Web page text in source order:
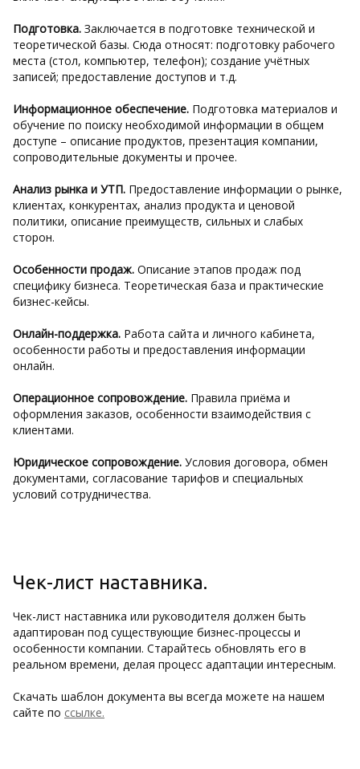
Подготовка. Заключается в подготовке технической и
теоретической базы. Сюда относят: подготовку рабочего
места (стол, компьютер, телефон); создание учётных
записей; предоставление доступов и т.д.
Информационное обеспечение. Подготовка материалов и
обучение по поиску необходимой информации в общем
доступе – описание продуктов, презентация компании,
сопроводительные документы и прочее.
Анализ рынка и УТП. Предоставление информации о рынке,
клиентах, конкурентах, анализ продукта и ценовой
политики, описание преимуществ, сильных и слабых
сторон.
Особенности продаж. Описание этапов продаж под
специфику бизнеса. Теоретическая база и практические
бизнес-кейсы.
Онлайн-поддержка. Работа сайта и личного кабинета,
особенности работы и предоставления информации
онлайн.
Операционное сопровождение. Правила приёма и
оформления заказов, особенности взаимодействия с
клиентами.
Юридическое сопровождение. Условия договора, обмен
документами, согласование тарифов и специальных
условий сотрудничества.
Чек-лист наставника.
Чек-лист наставника или руководителя должен быть
адаптирован под существующие бизнес-процессы и
особенности компании. Старайтесь обновлять его в
реальном времени, делая процесс адаптации интересным.
Скачать шаблон документа вы всегда можете на нашем
сайте по ссылке.